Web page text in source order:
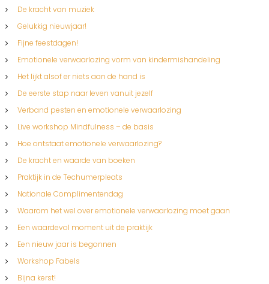
a
t
i
e
De kracht van muziek
Gelukkig nieuwjaar!
Fijne feestdagen!
Emotionele verwaarlozing vorm van kindermishandeling
Het lijkt alsof er niets aan de hand is
De eerste stap naar leven vanuit jezelf
Verband pesten en emotionele verwaarlozing
Live workshop Mindfulness – de basis
Hoe ontstaat emotionele verwaarlozing?
De kracht en waarde van boeken
Praktijk in de Techumerpleats
Nationale Complimentendag
Waarom het wel over emotionele verwaarlozing moet gaan
Een waardevol moment uit de praktijk
Een nieuw jaar is begonnen
Workshop Fabels
Bijna kerst!